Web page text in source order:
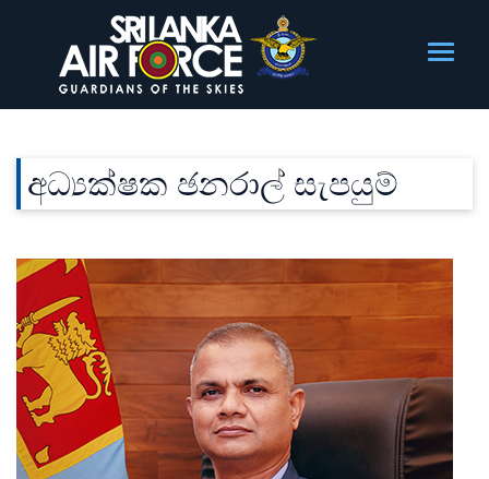
අධ්‍යක්ෂක ඡනරාල් සැපයුම්